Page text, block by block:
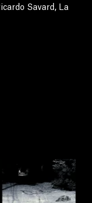
Savard, La